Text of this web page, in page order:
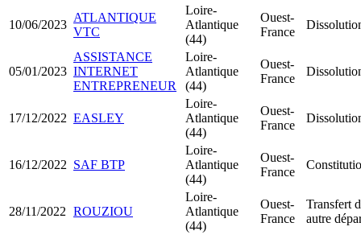
10/06/2023
ATLANTIQUE
VTC
Loire-
Atlantique
(44)
Ouest-
France
05/01/2023
ASSISTANCE
INTERNET
ENTREPRENEUR
Loire-
Atlantique
(44)
Ouest-
France
17/12/2022 EASLEY
Loire-
Atlantique
(44)
Ouest-
France
16/12/2022 SAF BTP
Loire-
Atlantique
(44)
Ouest-
France
28/11/2022 ROUZIOU
Loire-
Atlantique
(44)
Ouest-
France
Transfert
autre